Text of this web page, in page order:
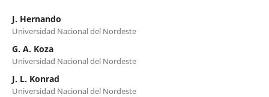
J. Hernando
Universidad Nacional del Nordeste
G. A. Koza
Universidad Nacional del Nordeste
J. L. Konrad
Universidad Nacional del Nordeste